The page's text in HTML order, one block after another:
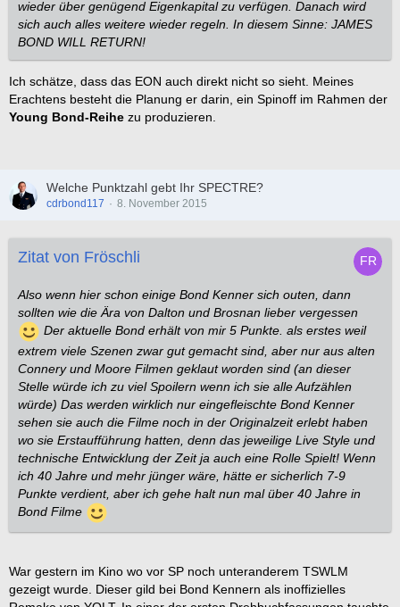
wieder über genügend Eigenkapital zu verfügen. Danach wird
sich auch alles weitere wieder regeln. In diesem Sinne: JAMES
BOND WILL RETURN!
Ich schätze, dass das EON auch direkt nicht so sieht. Meines
Erachtens besteht die Planung er darin, ein Spinoff im Rahmen der
Young Bond-Reihe zu produzieren.
Welche Punktzahl gebt Ihr SPECTRE?
cdrbond117 8. November 2015
Zitat von Fröschli
Also wenn hier schon einige Bond Kenner sich outen, dann
sollten wie die Ära von Dalton und Brosnan lieber vergessen
Der aktuelle Bond erhält von mir 5 Punkte. als erstes weil
extrem viele Szenen zwar gut gemacht sind, aber nur aus alten
Connery und Moore Filmen geklaut worden sind (an dieser
Stelle würde ich zu viel Spoilern wenn ich sie alle Aufzählen
würde) Das werden wirklich nur eingefleischte Bond Kenner
sehen sie auch die Filme noch in der Originalzeit erlebt haben
wo sie Erstaufführung hatten, denn das jeweilige Live Style und
technische Entwicklung der Zeit ja auch eine Rolle Spielt! Wenn
ich 40 Jahre und mehr jünger wäre, hätte er sicherlich 7-9
Punkte verdient, aber ich gehe halt nun mal über 40 Jahre in
Bond Filme
War gestern im Kino wo vor SP noch unteranderem TSWLM
gezeigt wurde. Dieser gild bei Bond Kennern als inoffizielles